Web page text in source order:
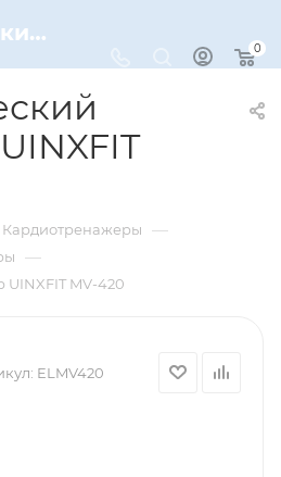
Эллиптический тренажер UINXFIT MV-420 – купить по цене 29890 руб. в интернет-магазине Dynamic-Sport
0
Кардиотренажеры —
—
MV-420
ELMV420